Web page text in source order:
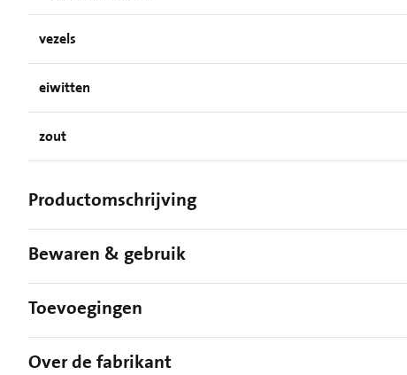
vezels
eiwitten
zout
Productomschrijving
Bewaren & gebruik
Toevoegingen
Over de fabrikant